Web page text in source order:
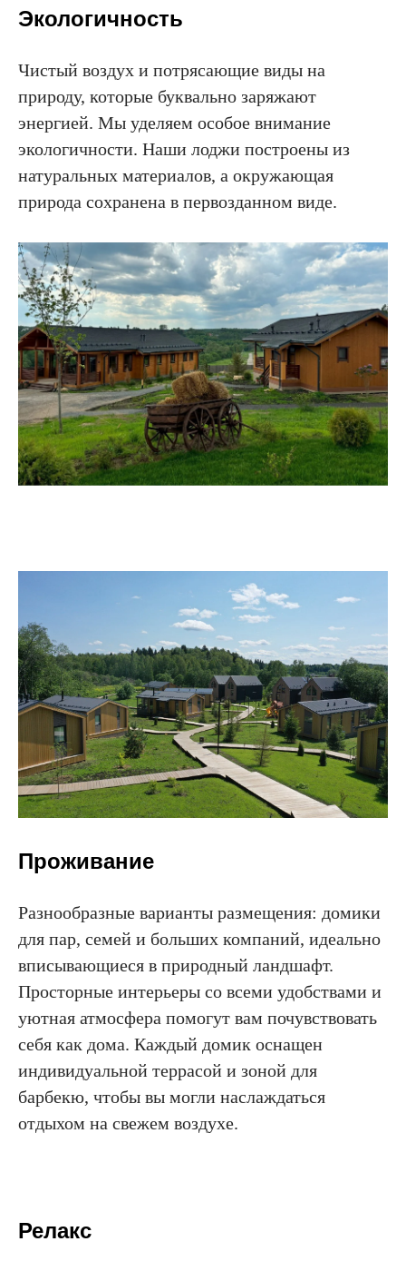
Экологичность
Чистый воздух и потрясающие виды на
природу, которые буквально заряжают
энергией. Мы уделяем особое внимание
экологичности. Наши лоджи построены из
натуральных материалов, а окружающая
природа сохранена в первозданном виде.
Проживание
Разнообразные варианты размещения: домики
для пар, семей и больших компаний, идеально
вписывающиеся в природный ландшафт.
Просторные интерьеры со всеми удобствами и
уютная атмосфера помогут вам почувствовать
себя как дома. Каждый домик оснащен
индивидуальной террасой и зоной для
барбекю, чтобы вы могли наслаждаться
отдыхом на свежем воздухе.
Релакс